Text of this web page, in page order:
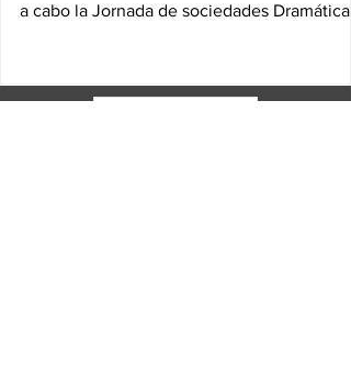
a cabo la Jornada de sociedades